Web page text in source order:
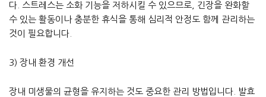
다. 스트레스는 소화 기능을 저하시킬 수 있으므로, 긴장을 완화할
수 있는 활동이나 충분한 휴식을 통해 심리적 안정도 함께 관리하는
것이 필요합니다.
3) 장내 환경 개선
장내 미생물의 균형을 유지하는 것도 중요한 관리 방법입니다. 발효